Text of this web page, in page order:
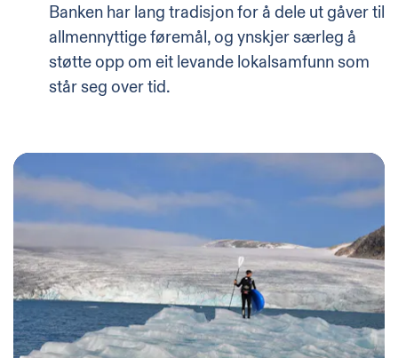
Banken har lang tradisjon for å dele ut gåver til
allmennyttige føremål, og ynskjer særleg å
støtte opp om eit levande lokalsamfunn som
står seg over tid.